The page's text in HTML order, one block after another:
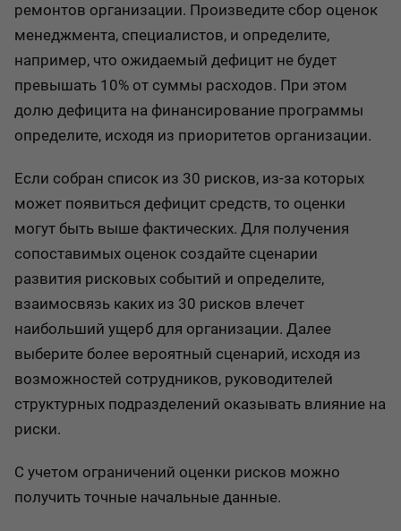
ремонтов организации. Произведите сбор оценок
менеджмента, специалистов, и определите,
например, что ожидаемый дефицит не будет
превышать 10% от суммы расходов. При этом
долю дефицита на финансирование программы
определите, исходя из приоритетов организации.
Если собран список из 30 рисков, из-за которых
может появиться дефицит средств, то оценки
могут быть выше фактических. Для получения
сопоставимых оценок создайте сценарии
развития рисковых событий и определите,
взаимосвязь каких из 30 рисков влечет
наибольший ущерб для организации. Далее
выберите более вероятный сценарий, исходя из
возможностей сотрудников, руководителей
структурных подразделений оказывать влияние на
риски.
С учетом ограничений оценки рисков можно
получить точные начальные данные.